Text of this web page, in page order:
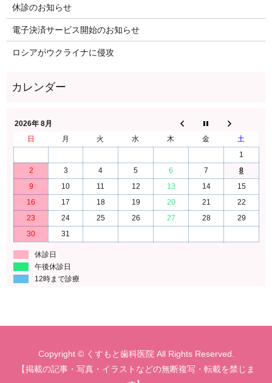
休診のお知らせ
電子決済サービス開始のお知らせ
ロシアがウクライナに侵攻
2026年 8月
日
月 火 水 木 金
土
1
2
3 4 5 6 7
8
9
10 11 12 13 14
15
16
17 18 19 20 21
22
23
24 25 26 27 28
29
30
31
休診日
午後休診日
12時まで診療
Copyright © くすもと歯科医院 All Rights Reserved.
【掲載の記事・写真・イラストなどの無断複写・転載を禁じま